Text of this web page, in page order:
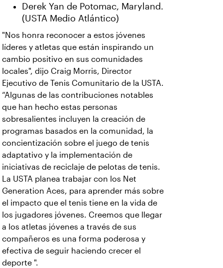
Derek Yan de Potomac, Maryland.
(USTA Medio Atlántico)
"Nos honra reconocer a estos jóvenes
líderes y atletas que están inspirando un
cambio positivo en sus comunidades
locales", dijo Craig Morris, Director
Ejecutivo de Tenis Comunitario de la USTA.
“Algunas de las contribuciones notables
que han hecho estas personas
sobresalientes incluyen la creación de
programas basados en la comunidad, la
concientización sobre el juego de tenis
adaptativo y la implementación de
iniciativas de reciclaje de pelotas de tenis.
La USTA planea trabajar con los Net
Generation Aces, para aprender más sobre
el impacto que el tenis tiene en la vida de
los jugadores jóvenes. Creemos que llegar
a los atletas jóvenes a través de sus
compañeros es una forma poderosa y
efectiva de seguir haciendo crecer el
deporte ".